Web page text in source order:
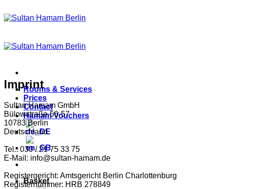
to
Rooms & Services
Prices
Contact
Hamam Vouchers
Basket
Imprint
Sultan Hamam GmbH
Bülowstraße 56-57
10783 Berlin
Deutschland
Tel.: 030 / 21 75 33 75
E-Mail: info@sultan-hamam.de
Registergericht: Amtsgericht Berlin Charlottenburg
Registernummer: HRB 278849